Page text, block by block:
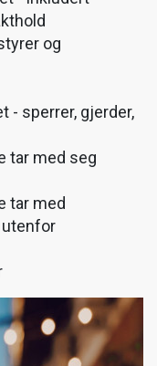
og
- sperrer, gjerder,
tar med seg
tar med